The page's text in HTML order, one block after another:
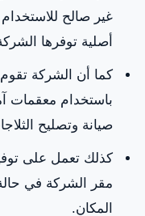
غير صالح
أصلية توفرها
كما أن الشركة
باستخدام معقمات
صيانة وتصليح
كذلك تعمل على
مقر الشركة في
المكان.